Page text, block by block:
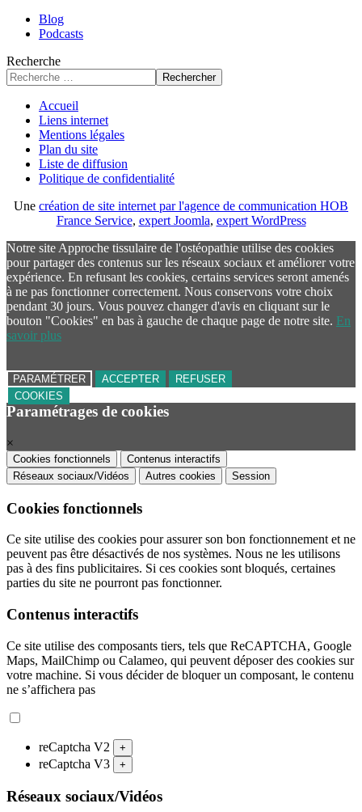
Blog
Podcasts
Recherche
Rechercher
Accueil
Liens internet
Mentions légales
Plan du site
Liste de diffusion
Politique de confidentialité
Une création de site internet par l'agence de communication HOB
France Service, expert Joomla, expert WordPress
Notre site Approche tissulaire de l'ostéopathie utilise des cookies
pour partager des contenus sur les réseaux sociaux et améliorer votre
expérience. En refusant les cookies, certains services seront amenés
à ne pas fonctionner correctement. Nous conservons votre choix
pendant 30 jours. Vous pouvez changer d'avis en cliquant sur le
bouton "Cookies" en bas à gauche de chaque page de notre site. En
savoir plus
PARAMÉTRER ACCEPTER
REFUSER
COOKIES
Paramétrages de cookies
×
Cookies fonctionnels
Contenus interactifs
Réseaux sociaux/Vidéos
Autres cookies Session
Cookies fonctionnels
Ce site utilise des cookies pour assurer son bon fonctionnement et ne
peuvent pas être désactivés de nos systèmes. Nous ne les utilisons
pas à des fins publicitaires. Si ces cookies sont bloqués, certaines
parties du site ne pourront pas fonctionner.
Contenus interactifs
Ce site utilise des composants tiers, tels que ReCAPTCHA, Google
Maps, MailChimp ou Calameo, qui peuvent déposer des cookies sur
votre machine. Si vous décider de bloquer un composant, le contenu
ne s’affichera pas
reCaptcha V2 +
reCaptcha V3 +
Réseaux sociaux/Vidéos